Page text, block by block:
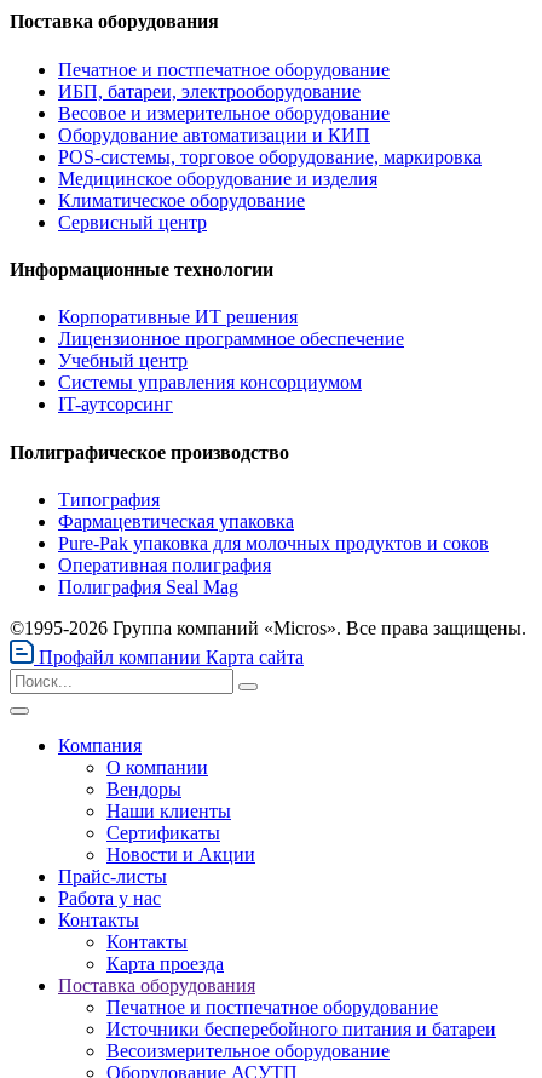
Поставка оборудования
Печатное и постпечатное оборудование
ИБП, батареи, электрооборудование
Весовое и измерительное оборудование
Оборудование автоматизации и КИП
POS-системы, торговое оборудование, маркировка
Медицинское оборудование и изделия
Климатическое оборудование
Сервисный центр
Информационные технологии
Корпоративные ИТ решения
Лицензионное программное обеспечение
Учебный центр
Системы управления консорциумом
IT-аутсорсинг
Полиграфическое производство
Типография
Фармацевтическая упаковка
Pure-Pak упаковка для молочных продуктов и соков
Оперативная полиграфия
Полиграфия Seal Mag
©1995-2026 Группа компаний «Micros». Все права защищены.
Профайл компании Карта сайта
Компания
О компании
Вендоры
Наши клиенты
Сертификаты
Новости и Акции
Прайс-листы
Работа у нас
Контакты
Контакты
Карта проезда
Поставка оборудования
Печатное и постпечатное оборудование
Источники бесперебойного питания и батареи
Весоизмерительное оборудование
Оборудование АСУТП